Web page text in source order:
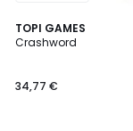
TOPI GAMES
Crashword
34,77 €